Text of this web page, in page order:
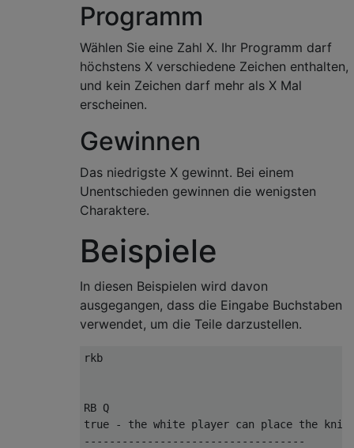
Programm
Wählen Sie eine Zahl X. Ihr Programm darf
höchstens X verschiedene Zeichen enthalten,
und kein Zeichen darf mehr als X Mal
erscheinen.
Gewinnen
Das niedrigste X gewinnt. Bei einem
Unentschieden gewinnen die wenigsten
Charaktere.
Beispiele
In diesen Beispielen wird davon
ausgegangen, dass die Eingabe Buchstaben
verwendet, um die Teile darzustellen.
rkb
RB Q
true - the white player can place the
-----------------------------------